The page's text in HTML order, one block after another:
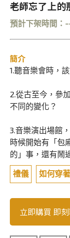
老師忘了上的
預計下架時間：
簡介
1.聽音樂會時，
2.從古至今，參
不同的變化？
3.音樂演出場館
時候開始有「包
的」事，還有鬧
禮儀 如何穿著
立即購買 即